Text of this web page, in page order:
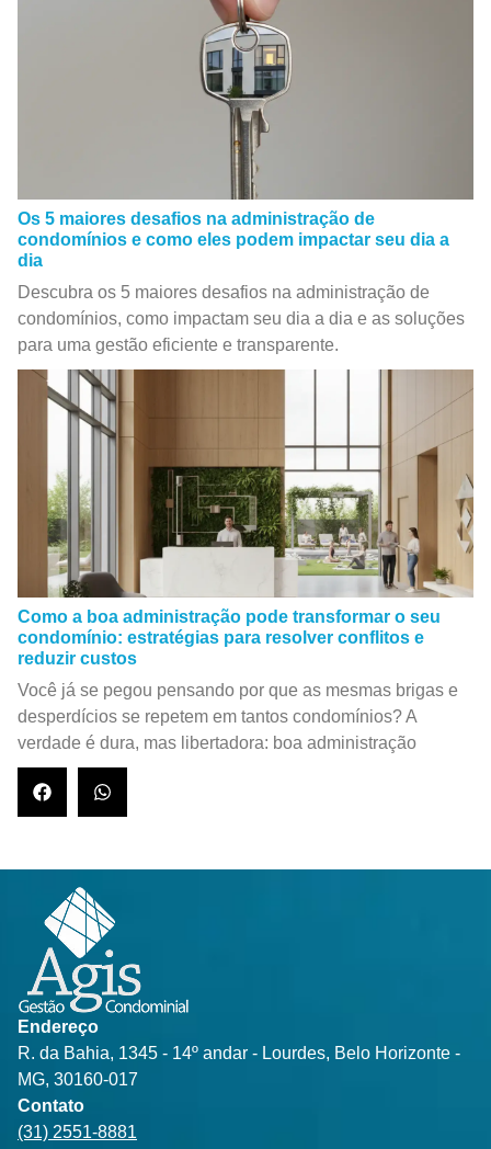
Os 5 maiores desafios na administração de
condomínios e como eles podem impactar seu dia a
dia
Descubra os 5 maiores desafios na administração de
condomínios, como impactam seu dia a dia e as soluções
para uma gestão eficiente e transparente.
Como a boa administração pode transformar o seu
condomínio: estratégias para resolver conflitos e
reduzir custos
Você já se pegou pensando por que as mesmas brigas e
desperdícios se repetem em tantos condomínios? A
verdade é dura, mas libertadora: boa administração
Endereço
R. da Bahia, 1345 - 14º andar - Lourdes, Belo Horizonte -
MG, 30160-017
Contato
(31) 2551-8881